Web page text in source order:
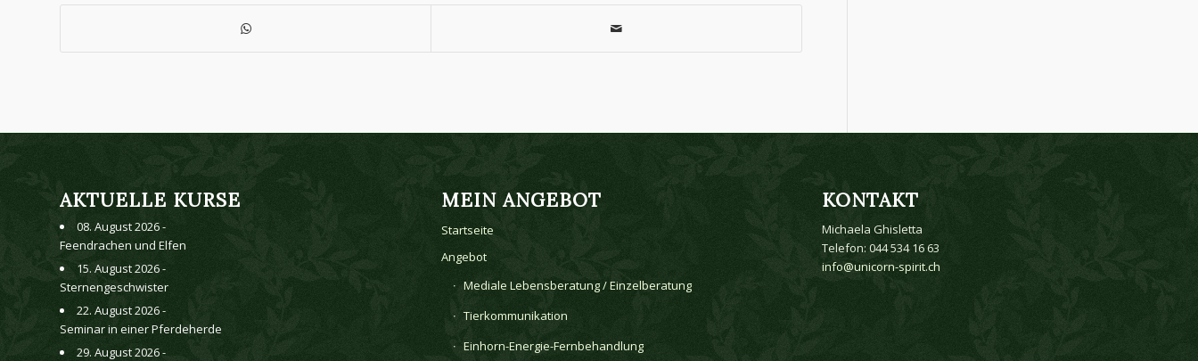
AKTUELLE KURSE
08. August 2026 -
Feendrachen und Elfen
15. August 2026 -
Sternengeschwister
22. August 2026 -
Seminar in einer Pferdeherde
29. August 2026 -
MEIN ANGEBOT
Startseite
Angebot
Mediale Lebensberatung / Einzelberatung
Tierkommunikation
Einhorn-Energie-Fernbehandlung
KONTAKT
Michaela Ghisletta
Telefon: 044 534 16 63
info@unicorn-spirit.ch